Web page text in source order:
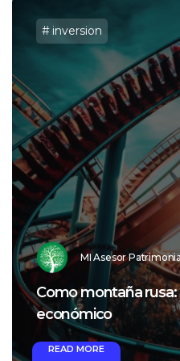
inversion
MI Asesor
Como montaña
económico
READ MORE